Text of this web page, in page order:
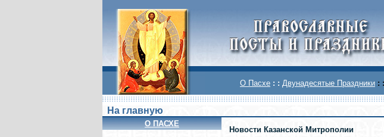
О Пасхе : : Двунадесятые Праздники : :
На главную
О ПАСХЕ
Новости Казанской Митрополии